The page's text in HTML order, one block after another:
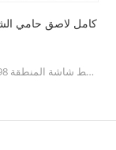
مصممة بحواف إطار سوداء ، ابل ايووس حامي الشاشة 40 مم / 44 مم يغطي فقط شاشة المنطقة 98٪ بسبب المنع من الحواف البيضاء ولكن يناسب تماما.